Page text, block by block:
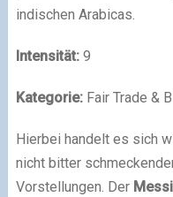
indischen Arabicas.
Intensität:9
Kategorie:Fair Trade &
Hierbei handelt es sich
nicht bitter
Vorstellungen. Der